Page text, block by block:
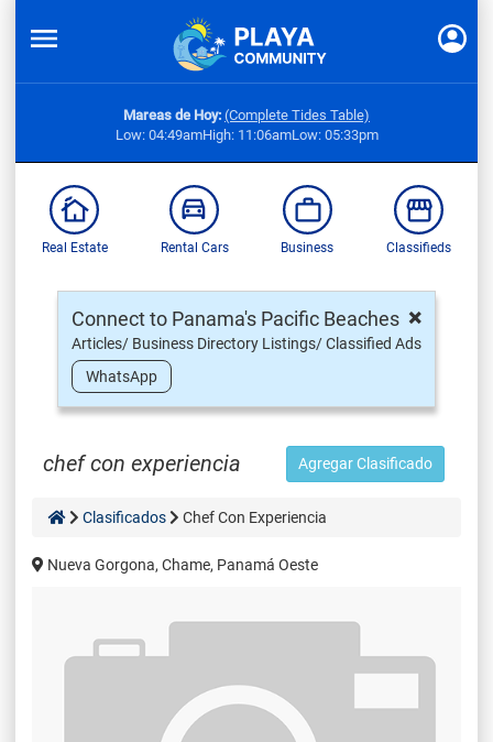
Mareas de Hoy: (Complete Tides Table)
Low: 04:49amHigh: 11:06amLow: 05:33pm
Real Estate Rental Cars Business Classifieds
×
Connect to Panama's Pacific Beaches
Articles/ Business Directory Listings/ Classified Ads
WhatsApp
chef con experiencia Agregar Clasificado
Clasificados Chef Con Experiencia
Nueva Gorgona, Chame, Panamá Oeste